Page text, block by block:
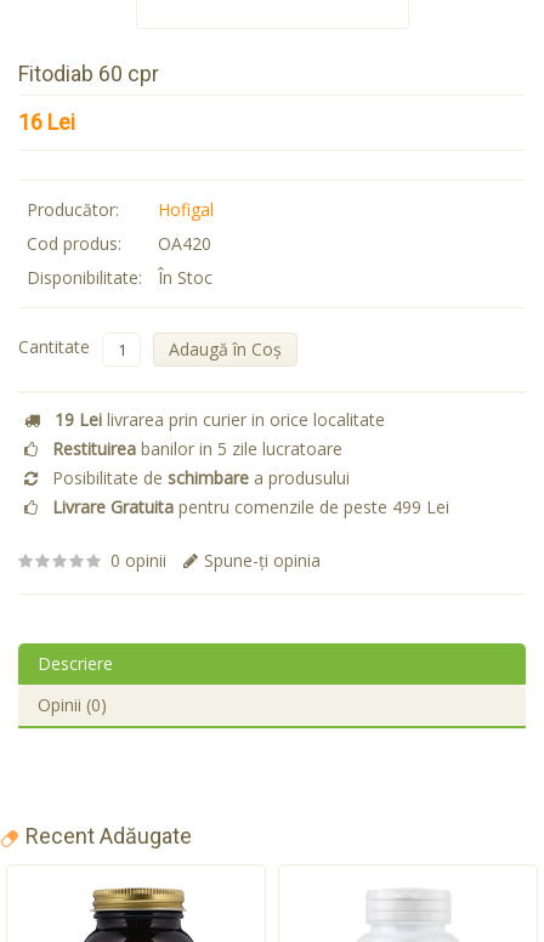
Fitodiab 60 cpr
16 Lei
Producător:
Hofigal
Cod produs:
OA420
Disponibilitate:
În Stoc
Cantitate Adaugă în Coş
19 Lei livrarea prin curier in orice localitate
Restituirea banilor in 5 zile lucratoare
Posibilitate de schimbare a produsului
Livrare Gratuita pentru comenzile de peste 499 Lei
0 opinii Spune-ţi opinia
Descriere
Opinii (0)
Recent Adăugate